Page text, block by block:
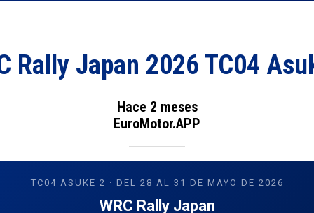
Rally Japan 2026 TC04
Hace 2 meses
EuroMotor.APP
TC04 ASUKE 2 · DEL 28 AL 31 DE MAYO DE 2026
WRC Rally Japan